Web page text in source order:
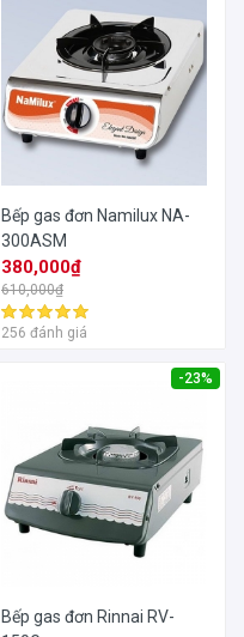
Bếp gas đơn Namilux NA-
300ASM
380,000₫
610,000₫
256 đánh giá
-23%
Bếp gas đơn Rinnai RV-